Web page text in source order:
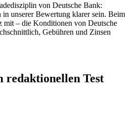
von Deutsche Bank:
unserer Bewertung klarer sein. Beim
mit – die Konditionen von Deutsche
Gebühren und Zinsen
redaktionellen Test